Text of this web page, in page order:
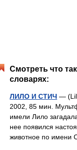
Смотреть что
словарях:
ЛИЛО И СТИЧ —
2002, 85 мин.
имели Лило
нее появился
животное по имени